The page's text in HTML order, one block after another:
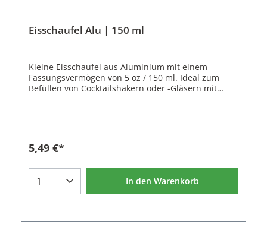
Eisschaufel Alu | 150 ml
Kleine Eisschaufel aus Aluminium mit einem
Fassungsvermögen von 5 oz / 150 ml. Ideal zum
Befüllen von Cocktailshakern oder -Gläsern mit
ml
5,49 €*
In den Warenkorb